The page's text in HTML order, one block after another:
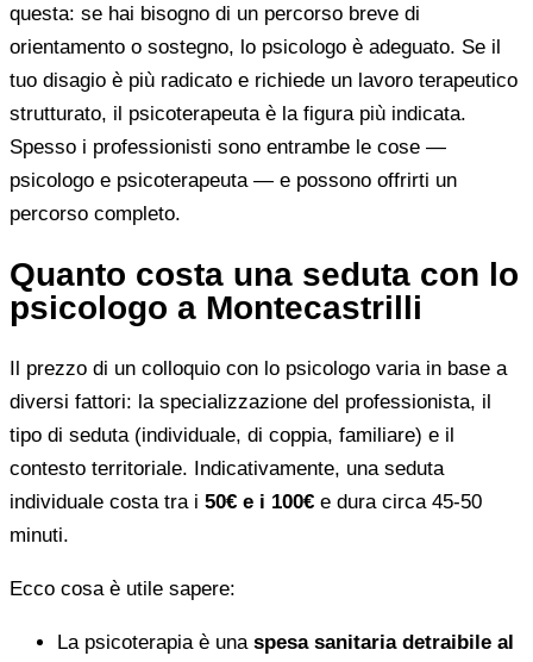
questa: se hai bisogno di un percorso breve di
orientamento o sostegno, lo psicologo è adeguato. Se il
tuo disagio è più radicato e richiede un lavoro terapeutico
strutturato, il psicoterapeuta è la figura più indicata.
Spesso i professionisti sono entrambe le cose —
psicologo e psicoterapeuta — e possono offrirti un
percorso completo.
Quanto costa una seduta con lo
psicologo a Montecastrilli
Il prezzo di un colloquio con lo psicologo varia in base a
diversi fattori: la specializzazione del professionista, il
tipo di seduta (individuale, di coppia, familiare) e il
contesto territoriale. Indicativamente, una seduta
individuale costa tra i 50€ e i 100€ e dura circa 45-50
minuti.
Ecco cosa è utile sapere:
La psicoterapia è una spesa sanitaria detraibile al